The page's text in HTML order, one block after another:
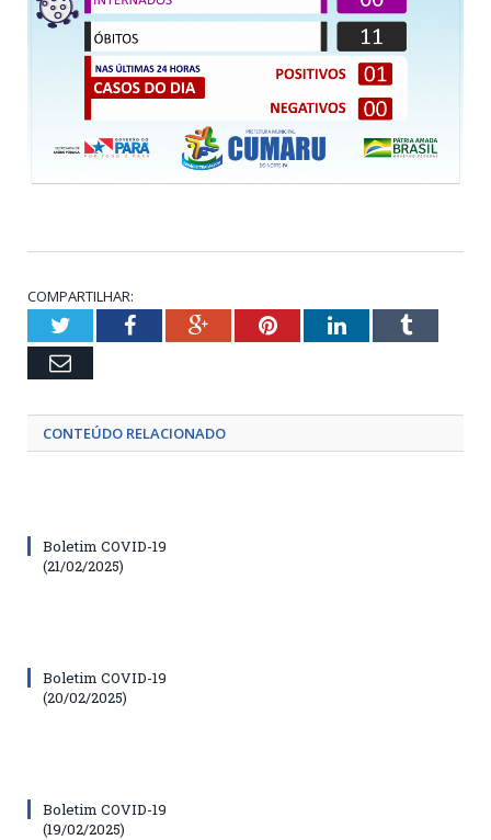
COMPARTILHAR:
TwitterFacebookGoogle+PinterestLinkedInTumblr
Email
CONTEÚDO RELACIONADO
Boletim COVID-19
(21/02/2025)
Boletim COVID-19
(20/02/2025)
Boletim COVID-19
(19/02/2025)